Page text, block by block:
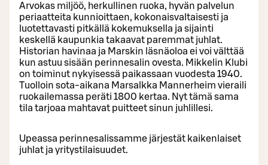
Arvokas miljöö, herkullinen ruoka, hyvän palvelun
periaatteita kunnioittaen, kokonaisvaltaisesti ja
luotettavasti pitkällä kokemuksella ja sijainti
keskellä kaupunkia takaavat paremmat juhlat.
Historian havinaa ja Marskin läsnäoloa ei voi välttää
kun astuu sisään perinnesalin ovesta. Mikkelin Klubi
on toiminut nykyisessä paikassaan vuodesta 1940.
Tuolloin sota-aikana Marsalkka Mannerheim vieraili
ruokailemassa peräti 1800 kertaa. Nyt tämä sama
tila tarjoaa mahtavat puitteet sinun juhlillesi.
Upeassa perinnesalissamme järjestät kaikenlaiset
juhlat ja yritystilaisuudet.